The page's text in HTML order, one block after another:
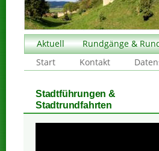
Aktuell Rundgänge &
Start
Kontakt
Stadtführungen &
Stadtrundfahrten